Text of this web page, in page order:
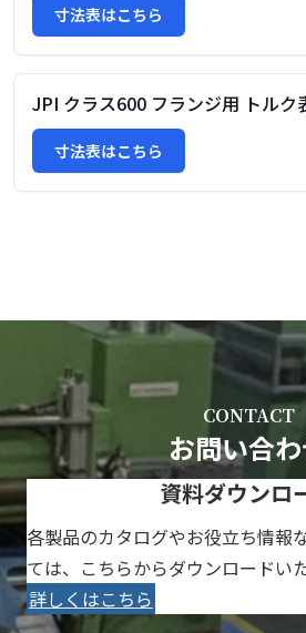
寸法表はこちら
JPI クラス600 フランジ用 トルク
寸法表はこちら
CONTACT
お問い合
資料ダウンロ
各製品のカタログやお役立ち情報
ては、こちらからダウンロードい
詳しくはこちら